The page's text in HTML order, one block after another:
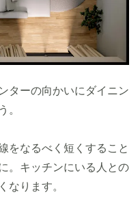
ターの向かいにダイニン
。
をなるべく短くすること
。キッチンにいる人との
なります。